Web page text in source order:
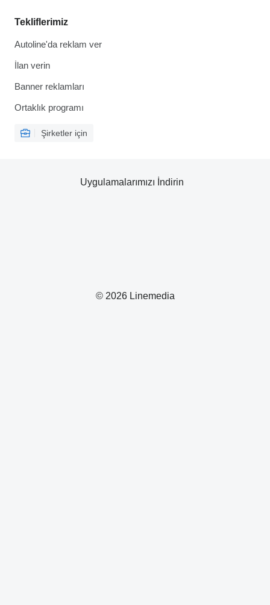
Tekliflerimiz
Autoline'da reklam ver
İlan verin
Banner reklamları
Ortaklık programı
Şirketler için
© 2026 Linemedia
Uygulamalarımızı İndirin